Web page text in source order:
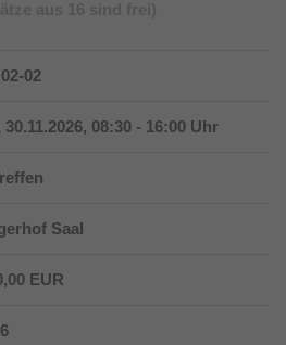
02
30.11.2026, 08:30 - 16:00 Uhr
Saal
EUR
Cookie wird verwendet, um Ihre